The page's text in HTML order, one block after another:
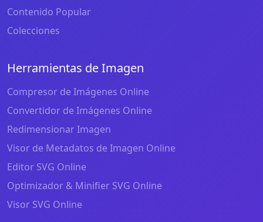
Contenido Popular
Colecciones
Herramientas de Imagen
Compresor de Imágenes Online
Convertidor de Imágenes Online
Redimensionar Imagen
Visor de Metadatos de Imagen Online
Editor SVG Online
Optimizador & Minifier SVG Online
Visor SVG Online